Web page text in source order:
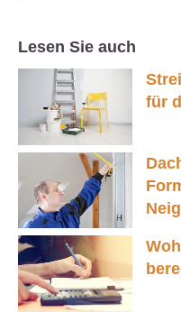
Lesen Sie auch
für